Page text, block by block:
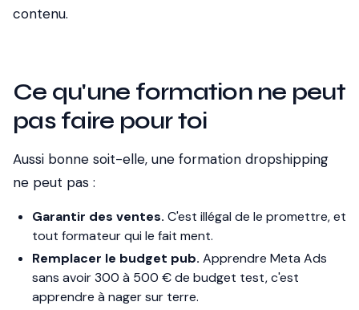
contenu.
Ce qu'une formation ne peut
pas faire pour toi
Aussi bonne soit-elle, une formation dropshipping
ne peut pas :
Garantir des ventes. C'est illégal de le promettre, et
tout formateur qui le fait ment.
Remplacer le budget pub. Apprendre Meta Ads
sans avoir 300 à 500 € de budget test, c'est
apprendre à nager sur terre.